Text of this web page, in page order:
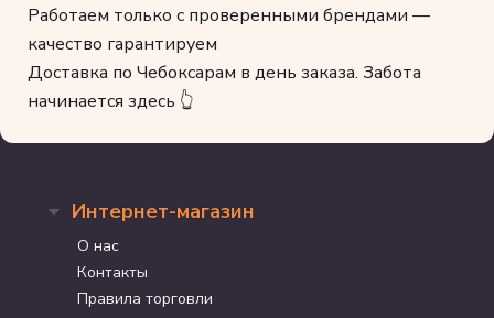
Работаем только с проверенными брендами —
качество гарантируем
Доставка по Чебоксарам в день заказа. Забота
начинается здесь 👆
Интернет-магазин
О нас
Контакты
Правила торговли